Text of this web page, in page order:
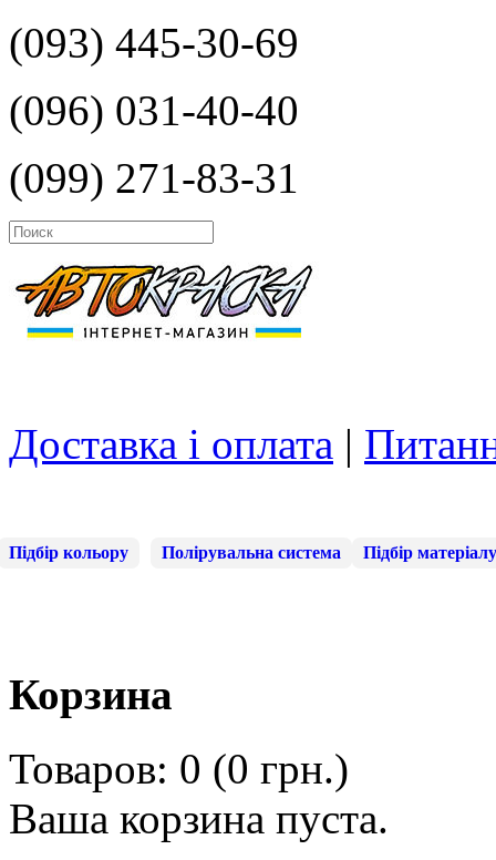
(093) 445-30-69
(096) 031-40-40
(099) 271-83-31
Доставка і оплата |
Підбір кольору Полірувальна система Підбір матеріалу
Корзина
Товаров: 0 (0 грн.)
Ваша корзина пуста.